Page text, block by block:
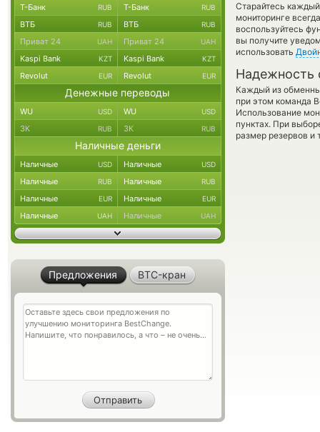
Старайтесь
мониторинге
воспользуйтесь
вы получите
использовать
Надежность
Каждый из
при этом команда
Использование
пунктах. При
размер резервов и
Т-Банк RUB Т-Банк RUB
ВТБ RUB ВТБ RUB
Приват 24 UAH Приват 24 UAH
Kaspi Bank KZT Kaspi Bank KZT
Revolut EUR Revolut EUR
Денежные переводы
WU USD WU USD
ЗК RUB ЗК RUB
Наличные деньги
Наличные USD Наличные USD
Наличные RUB Наличные RUB
Наличные EUR Наличные EUR
Наличные UAH Наличные UAH
Предложения BTC-кран